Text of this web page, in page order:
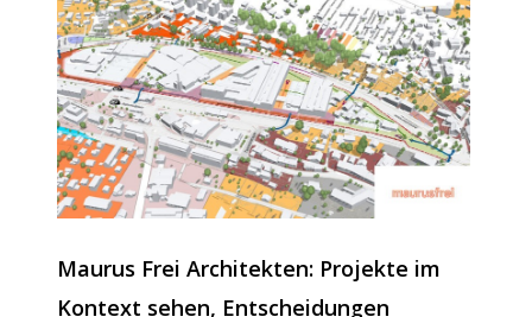
von
Guthirt
und
Maurus Frei Architekten: Projekte im
Kontext sehen, Entscheidungen